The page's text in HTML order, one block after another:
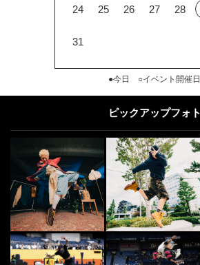
24 25 26 27 28
31
●今日 ○イベント開催日
ピックアップフォト